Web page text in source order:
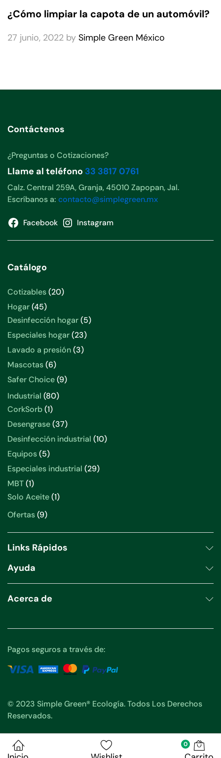
¿Cómo limpiar la capota de un automóvil?
27 junio, 2022 by Simple Green México
Contáctenos
¿Preguntas o Cotizaciones?
Llame al teléfono 33 3817 0761
Calz. Central 259A, Granja, 45010 Zapopan, Jal.
Escríbanos a: contacto@simplegreen.mx
Facebook Instagram
Catálogo
Cotizables 2020
Hogar 4545
productos
Desinfección hogar 55
Especiales hogar 2323
productos
Lavado a presión 33
Mascotas 66
productos
Safer Choice 99
Industrial 8080
CorkSorb 11
producto
Desengrase 3737
productos
Desinfección industrial 1010
Equipos 55
productos
Especiales industrial 2929
MBT 11
producto
Solo Aceite 11
Ofertas 99
Links Rápidos
Ayuda
Acerca de
© 2023 Simple Green® Ecología. Todos Los Derechos
Reservados.
Pagos seguros a través de:
0